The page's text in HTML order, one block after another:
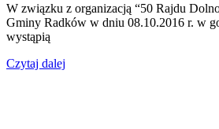
W związku z organizacją “50 Rajdu
Gminy Radków w dniu 08.10.2016 r. w
wystąpią
Czytaj dalej